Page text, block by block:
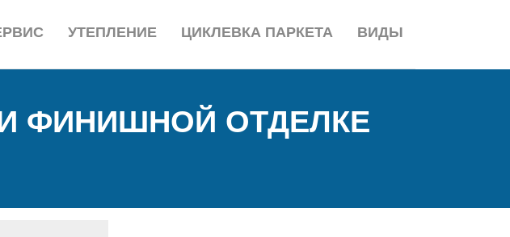
ВИДЫ
ЦИКЛЕВКА ПАРКЕТА
УТЕПЛЕНИЕ
ФИНИШНОЙ ОТДЕЛКЕ